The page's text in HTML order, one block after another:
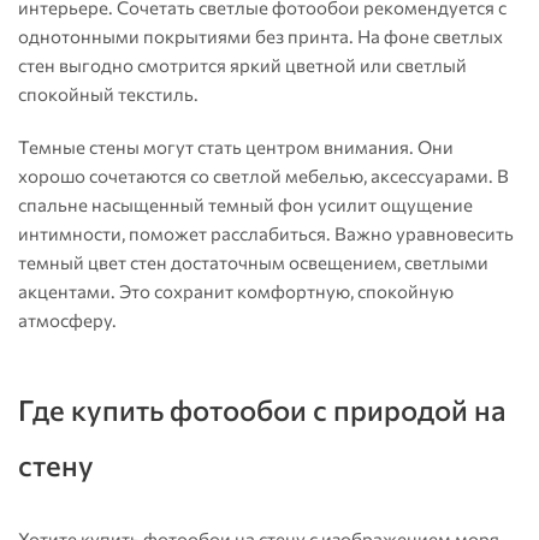
интерьере. Сочетать светлые фотообои рекомендуется с
однотонными покрытиями без принта. На фоне светлых
стен выгодно смотрится яркий цветной или светлый
спокойный текстиль.
Темные стены могут стать центром внимания. Они
хорошо сочетаются со светлой мебелью, аксессуарами. В
спальне насыщенный темный фон усилит ощущение
интимности, поможет расслабиться. Важно уравновесить
темный цвет стен достаточным освещением, светлыми
акцентами. Это сохранит комфортную, спокойную
атмосферу.
Где купить фотообои с природой на
стену